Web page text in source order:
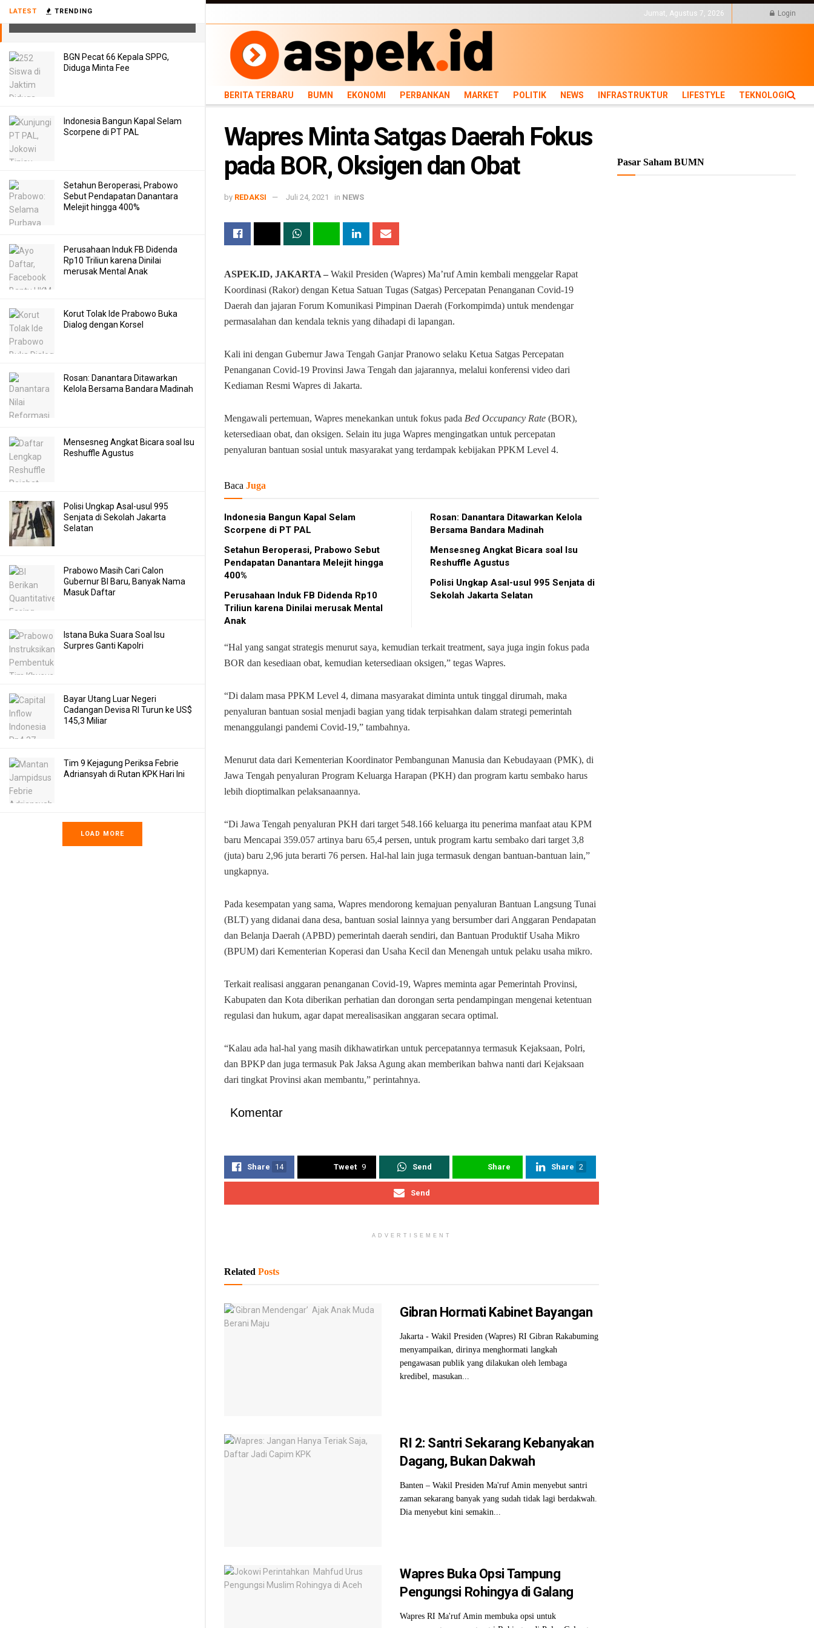
LATEST TRENDING
pada BOR, Oksigen dan Obat
BGN Pecat 66 Kepala SPPG,
Diduga Minta Fee
Indonesia Bangun Kapal Selam
Scorpene di PT PAL
Setahun Beroperasi, Prabowo
Sebut Pendapatan Danantara
Melejit hingga 400%
Perusahaan Induk FB Didenda
Rp10 Triliun karena Dinilai
merusak Mental Anak
Korut Tolak Ide Prabowo Buka
Dialog dengan Korsel
Rosan: Danantara Ditawarkan
Kelola Bersama Bandara Madinah
Mensesneg Angkat Bicara soal Isu
Reshuffle Agustus
Polisi Ungkap Asal-usul 995
Senjata di Sekolah Jakarta
Selatan
Prabowo Masih Cari Calon
Gubernur BI Baru, Banyak Nama
Masuk Daftar
Istana Buka Suara Soal Isu
Surpres Ganti Kapolri
Bayar Utang Luar Negeri
Cadangan Devisa RI Turun ke US$
145,3 Miliar
Tim 9 Kejagung Periksa Febrie
Adriansyah di Rutan KPK Hari Ini
LOAD MORE
BERITA TERBARU BUMN EKONOMI PERBANKAN MARKET POLITIK NEWS INFRASTRUKTUR LIFESTYLE
TEKNOLOGI
Jumat, Agustus 7, 2026 Login
BERITA TERBARU BUMN EKONOMI PERBANKAN MARKET POLITIK NEWS INFRASTRUKTUR LIFESTYLE TEKNOLOGI
Wapres Minta Satgas Daerah Fokus
pada BOR, Oksigen dan Obat
by REDAKSI Juli 24, 2021 in NEWS
ASPEK.ID, JAKARTA – Wakil Presiden (Wapres) Ma’ruf Amin kembali menggelar Rapat
Koordinasi (Rakor) dengan Ketua Satuan Tugas (Satgas) Percepatan Penanganan Covid-19
Daerah dan jajaran Forum Komunikasi Pimpinan Daerah (Forkompimda) untuk mendengar
permasalahan dan kendala teknis yang dihadapi di lapangan.
Kali ini dengan Gubernur Jawa Tengah Ganjar Pranowo selaku Ketua Satgas Percepatan
Penanganan Covid-19 Provinsi Jawa Tengah dan jajarannya, melalui konferensi video dari
Kediaman Resmi Wapres di Jakarta.
Mengawali pertemuan, Wapres menekankan untuk fokus pada Bed Occupancy Rate (BOR),
ketersediaan obat, dan oksigen. Selain itu juga Wapres mengingatkan untuk percepatan
penyaluran bantuan sosial untuk masyarakat yang terdampak kebijakan PPKM Level 4.
Baca Juga
Indonesia Bangun Kapal Selam
Scorpene di PT PAL
Setahun Beroperasi, Prabowo Sebut
Pendapatan Danantara Melejit hingga
400%
Perusahaan Induk FB Didenda Rp10
Triliun karena Dinilai merusak Mental
Anak
Rosan: Danantara Ditawarkan Kelola
Bersama Bandara Madinah
Mensesneg Angkat Bicara soal Isu
Reshuffle Agustus
Polisi Ungkap Asal-usul 995 Senjata di
Sekolah Jakarta Selatan
“Hal yang sangat strategis menurut saya, kemudian terkait treatment, saya juga ingin fokus pada
BOR dan kesediaan obat, kemudian ketersediaan oksigen,” tegas Wapres.
“Di dalam masa PPKM Level 4, dimana masyarakat diminta untuk tinggal dirumah, maka
penyaluran bantuan sosial menjadi bagian yang tidak terpisahkan dalam strategi pemerintah
menanggulangi pandemi Covid-19,” tambahnya.
Menurut data dari Kementerian Koordinator Pembangunan Manusia dan Kebudayaan (PMK), di
Jawa Tengah penyaluran Program Keluarga Harapan (PKH) dan program kartu sembako harus
lebih dioptimalkan pelaksanaannya.
“Di Jawa Tengah penyaluran PKH dari target 548.166 keluarga itu penerima manfaat atau KPM
baru Mencapai 359.057 artinya baru 65,4 persen, untuk program kartu sembako dari target 3,8
(juta) baru 2,96 juta berarti 76 persen. Hal-hal lain juga termasuk dengan bantuan-bantuan lain,”
ungkapnya.
Pada kesempatan yang sama, Wapres mendorong kemajuan penyaluran Bantuan Langsung Tunai
(BLT) yang didanai dana desa, bantuan sosial lainnya yang bersumber dari Anggaran Pendapatan
dan Belanja Daerah (APBD) pemerintah daerah sendiri, dan Bantuan Produktif Usaha Mikro
(BPUM) dari Kementerian Koperasi dan Usaha Kecil dan Menengah untuk pelaku usaha mikro.
Terkait realisasi anggaran penanganan Covid-19, Wapres meminta agar Pemerintah Provinsi,
Kabupaten dan Kota diberikan perhatian dan dorongan serta pendampingan mengenai ketentuan
regulasi dan hukum, agar dapat merealisasikan anggaran secara optimal.
“Kalau ada hal-hal yang masih dikhawatirkan untuk percepatannya termasuk Kejaksaan, Polri,
dan BPKP dan juga termasuk Pak Jaksa Agung akan memberikan bahwa nanti dari Kejaksaan
dari tingkat Provinsi akan membantu,” perintahnya.
Komentar
Share 14 Tweet 9 Send Share Share 2
Send
ADVERTISEMENT
Related Posts
Gibran Hormati Kabinet Bayangan
Jakarta - Wakil Presiden (Wapres) RI Gibran Rakabuming
menyampaikan, dirinya menghormati langkah
pengawasan publik yang dilakukan oleh lembaga
kredibel, masukan...
RI 2: Santri Sekarang Kebanyakan
Dagang, Bukan Dakwah
Banten – Wakil Presiden Ma'ruf Amin menyebut santri
zaman sekarang banyak yang sudah tidak lagi berdakwah.
Dia menyebut kini semakin...
Wapres Buka Opsi Tampung
Pengungsi Rohingya di Galang
Wapres RI Ma'ruf Amin membuka opsi untuk
Pasar Saham BUMN